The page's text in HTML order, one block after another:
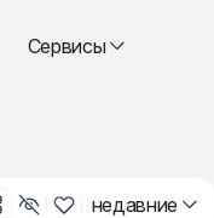
Сервисы
недавние